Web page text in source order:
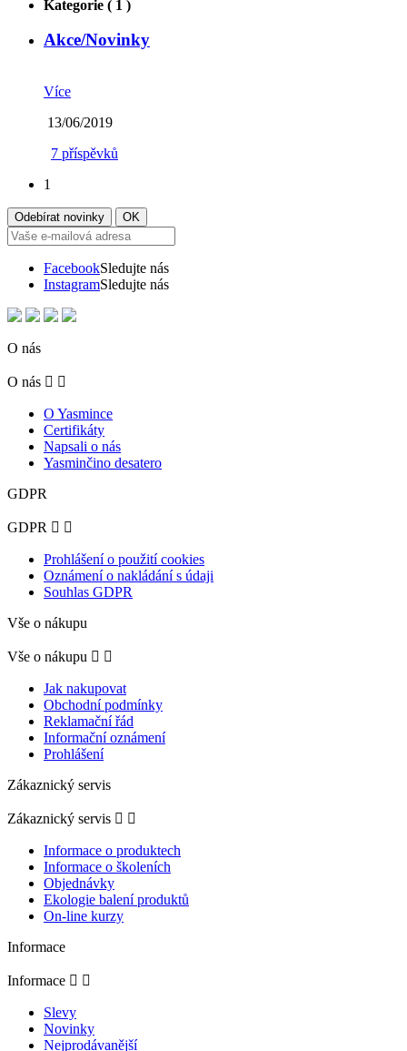
Kategorie ( 1 )
Akce/Novinky
Více
13/06/2019
7 příspěvků
1
FacebookSledujte nás
InstagramSledujte nás
O nás
O nás  
O Yasmince
Certifikáty
Napsali o nás
Yasminčino desatero
GDPR
GDPR  
Prohlášení o použití cookies
Oznámení o nakládání s údaji
Souhlas GDPR
Vše o nákupu
Vše o nákupu  
Jak nakupovat
Obchodní podmínky
Reklamační řád
Informační oznámení
Prohlášení
Zákaznický servis
Zákaznický servis  
Informace o produktech
Informace o školeních
Objednávky
Ekologie balení produktů
On-line kurzy
Informace
Informace  
Slevy
Novinky
Nejprodávanější